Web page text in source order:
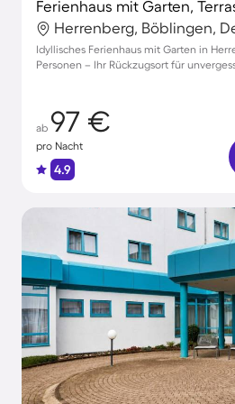
Herrenberg, Böblingen,
Idyllisches Ferienhaus mit Garten in
Personen – Ihr Rückzugsort für
ab 97 €
pro Nacht
4.9